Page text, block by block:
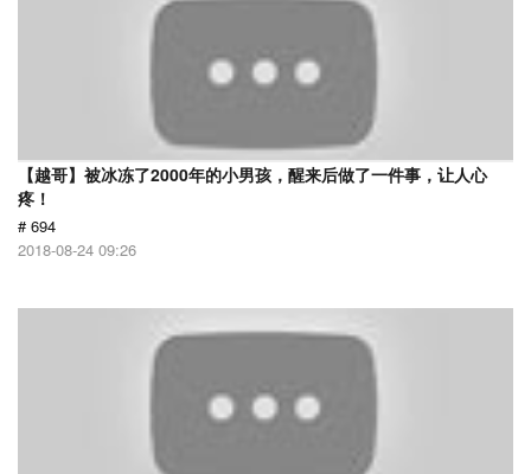
【越哥】被冰冻了2000年的小男孩，醒来后做了一件事，让人心
疼！
# 694
2018-08-24 09:26